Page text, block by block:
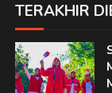
TERAKHIR